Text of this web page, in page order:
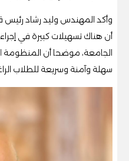
وأكد المهندس وليد رشاد رئيس
أن هناك تسهيلات كبيرة في
الجامعة، موضحا أن المنظومة
سهلة وآمنة وسريعة للطلاب